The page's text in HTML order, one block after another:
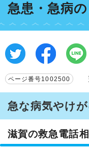
急患・急病
ページ番号1002500
急な病気やけ
滋賀の救急電話